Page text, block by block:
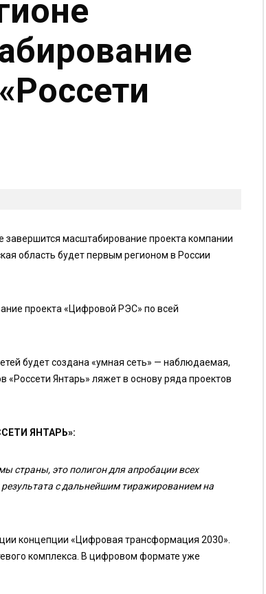
завершится масштабирование проекта компании
область будет первым регионом в России
проекта «Цифровой РЭС» по всей
будет создана «умная сеть» — наблюдаемая,
Янтарь» ляжет в основу ряда проектов
ЯНТАРЬ»:
страны, это полигон для апробации всех
с дальнейшим тиражированием на
концепции «Цифровая трансформация 2030».
комплекса. В цифровом формате уже